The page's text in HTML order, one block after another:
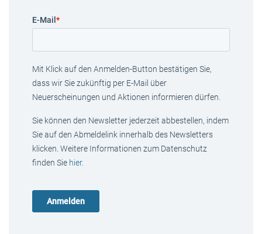
E-Mail *
Mit Klick auf den Anmelden-Button bestätigen Sie,
dass wir Sie zukünftig per E-Mail über
Neuerscheinungen und Aktionen informieren dürfen.
Sie können den Newsletter jederzeit abbestellen, indem
Sie auf den Abmeldelink innerhalb des Newsletters
klicken. Weitere Informationen zum Datenschutz
finden Sie hier.